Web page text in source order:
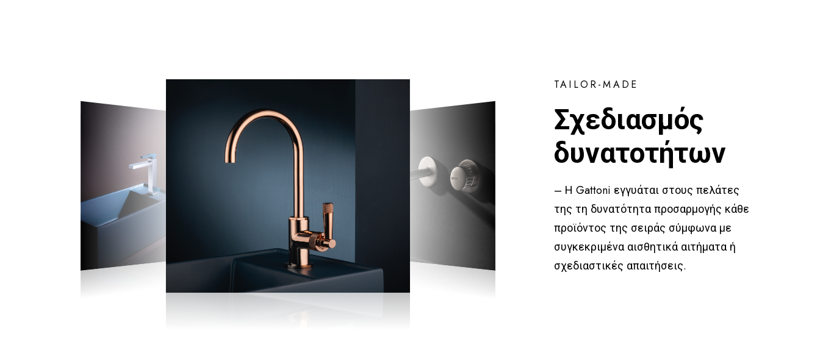
TAILOR-MADE
Σχεδιασμός
δυνατοτήτων
– Η Gattoni εγγυάται στους πελάτες
της τη δυνατότητα προσαρμογής κάθε
προϊόντος της σειράς σύμφωνα με
συγκεκριμένα αισθητικά αιτήματα ή
σχεδιαστικές απαιτήσεις.